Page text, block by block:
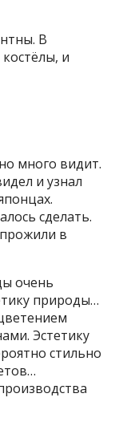
В
и
много видит.
и узнал
сделать.
в
очень
природы…
Эстетику
стильно